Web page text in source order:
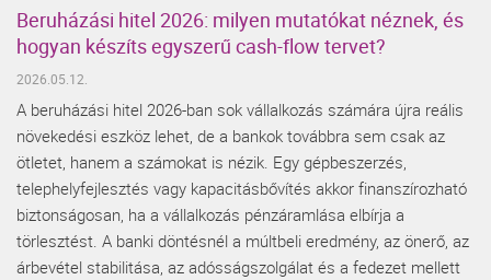
Beruházási hitel 2026: milyen mutatókat néznek, és
hogyan készíts egyszerű cash-flow tervet?
2026.05.12.
A beruházási hitel 2026-ban sok vállalkozás számára újra reális
növekedési eszköz lehet, de a bankok továbbra sem csak az
ötletet, hanem a számokat is nézik. Egy gépbeszerzés,
telephelyfejlesztés vagy kapacitásbővítés akkor finanszírozható
biztonságosan, ha a vállalkozás pénzáramlása elbírja a
törlesztést. A banki döntésnél a múltbeli eredmény, az önerő, az
árbevétel stabilitása, az adósságszolgálat és a fedezet mellett